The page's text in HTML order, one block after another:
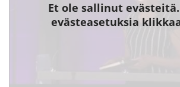
Et ole sallinut
evästeasetuksia